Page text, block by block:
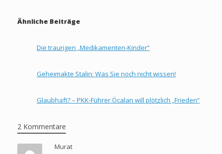
Ähnliche Beiträge
Die traurigen „Medikamenten-Kinder“
Geheimakte Stalin: Was Sie noch nicht wissen!
Glaubhaft? – PKK-Führer Öcalan will plötzlich „Frieden“
2 Kommentare
Murat